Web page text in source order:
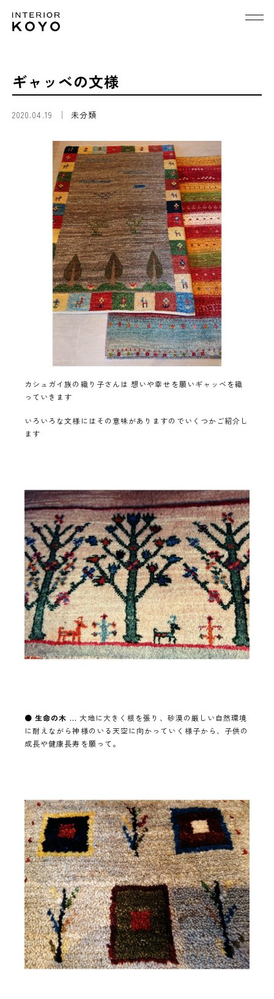
ギャッベの文様
2020.04.19 未分類
カシュガイ族の織り子さんは 想いや幸せを願いギャッベを織
っていきます
いろいろな文様にはその意味がありますのでいくつかご紹介し
ます
●生命の木 … 大地に大きく根を張り、砂漠の厳しい自然環境
に耐えながら神様のいる天空に向かっていく様子から、子供の
成長や健康長寿を願って。